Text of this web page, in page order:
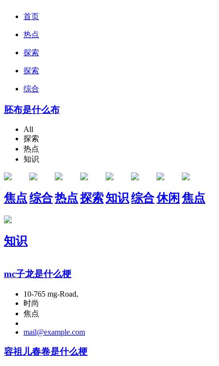
首页
热点
探索
探索
综合
胚布是什么布
All
探索
热点
知识
焦点综合热点探索知识综合休闲 焦点
知识
mc子龙是什么梗
10-765 mg-Road,
时尚
焦点
mail@example.com
容祖儿春卷是什么梗